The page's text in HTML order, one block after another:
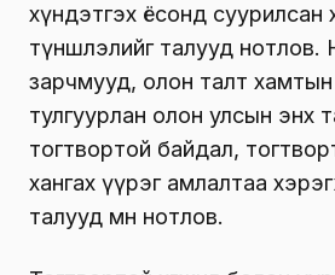
хүндэтгэх ёсонд суурилсан
түншлэлийг талууд
зарчмууд, олон талт
тулгуурлан олон улсын энх
тогтвортой байдал,
хангах үүрэг амлалтаа
талууд мөн нотлов.